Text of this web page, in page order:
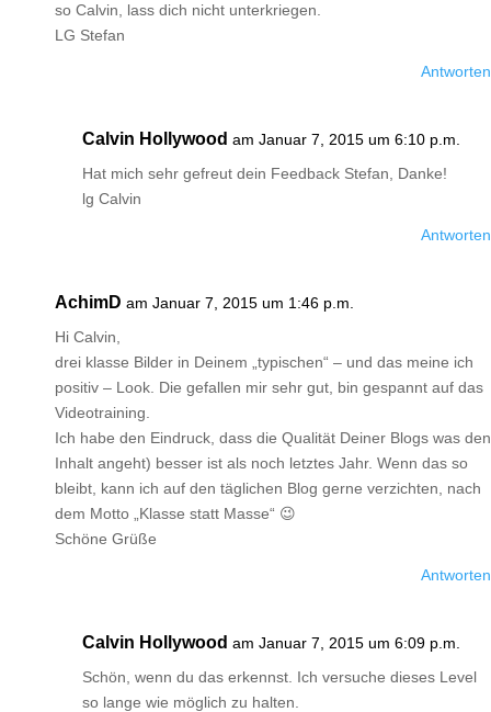
so Calvin, lass dich nicht unterkriegen.
LG Stefan
Antworten
Calvin Hollywood am Januar 7, 2015 um 6:10 p.m.
Hat mich sehr gefreut dein Feedback Stefan, Danke!
lg Calvin
Antworten
AchimD am Januar 7, 2015 um 1:46 p.m.
Hi Calvin,
drei klasse Bilder in Deinem „typischen“ – und das meine ich
positiv – Look. Die gefallen mir sehr gut, bin gespannt auf das
Videotraining.
Ich habe den Eindruck, dass die Qualität Deiner Blogs was den
Inhalt angeht) besser ist als noch letztes Jahr. Wenn das so
bleibt, kann ich auf den täglichen Blog gerne verzichten, nach
dem Motto „Klasse statt Masse“ 😉
Schöne Grüße
Antworten
Calvin Hollywood am Januar 7, 2015 um 6:09 p.m.
Schön, wenn du das erkennst. Ich versuche dieses Level
so lange wie möglich zu halten.